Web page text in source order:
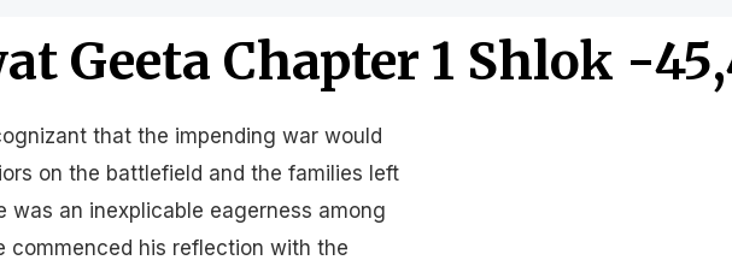
Geeta Chapter 1 Shlok -
that the impending war would
on the battlefield and the families left
was an inexplicable eagerness among
commenced his reflection with the